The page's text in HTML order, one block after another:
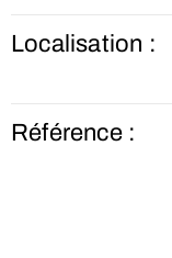
Localisation :
Référence :